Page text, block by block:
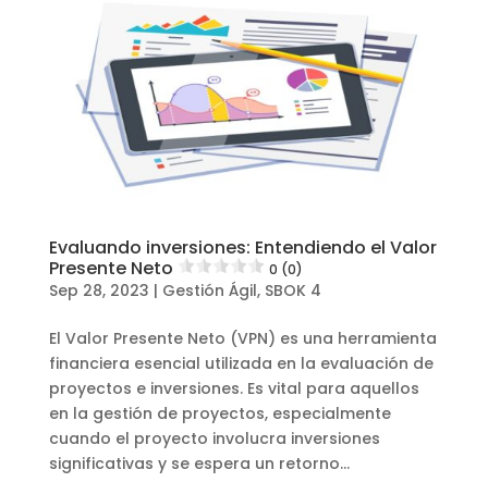
Evaluando inversiones: Entendiendo el Valor
Presente Neto
0 (0)
Sep 28, 2023 | Gestión Ágil, SBOK 4
El Valor Presente Neto (VPN) es una herramienta
financiera esencial utilizada en la evaluación de
proyectos e inversiones. Es vital para aquellos
en la gestión de proyectos, especialmente
cuando el proyecto involucra inversiones
significativas y se espera un retorno...